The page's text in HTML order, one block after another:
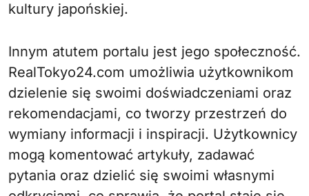
kultury japońskiej.
Innym atutem portalu jest jego społeczność.
RealTokyo24.com umożliwia użytkownikom
dzielenie się swoimi doświadczeniami oraz
rekomendacjami, co tworzy przestrzeń do
wymiany informacji i inspiracji. Użytkownicy
mogą komentować artykuły, zadawać
pytania oraz dzielić się swoimi własnymi